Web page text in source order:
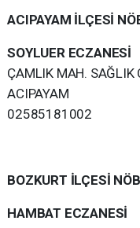
ACIPAYAM İLÇESİ
SOYLUER ECZANESİ
ÇAMLIK MAH. SAĞLIK
ACIPAYAM
02585181002
BOZKURT İLÇESİ
HAMBAT ECZANESİ